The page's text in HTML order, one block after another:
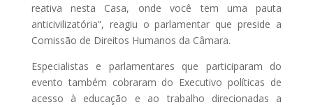
reativa nesta Casa, onde você tem uma pauta
anticivilizatória”, reagiu o parlamentar que preside a
Comissão de Direitos Humanos da Câmara.
Especialistas e parlamentares que participaram do
evento também cobraram do Executivo políticas de
acesso à educação e ao trabalho direcionadas a